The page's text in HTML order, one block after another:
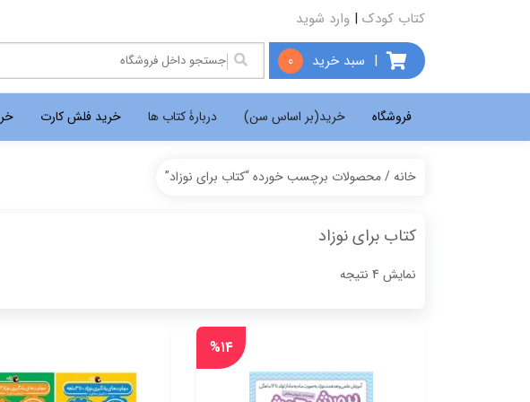
کتاب کودک | وارد شوید
| سبد خرید 0
فروشگاه خرید(بر اساس سن) دربارۀ کتاب ها خرید فلش کارت
خانه/ محصولات برچسب خورده “کتاب برای نوزاد”
کتاب برای نوزاد
نمایش 4 نتیجه
Sorted
%۱۴